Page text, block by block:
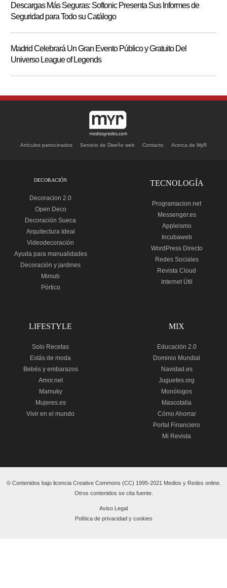
Descargas Más Seguras: Softonic Presenta Sus Informes de
Seguridad para Todo su Catálogo
Madrid Celebrará Un Gran Evento Público y Gratuito Del
Universo League of Legends
Artículos patrocinados Servicio de Diseño web Contacto Acerca de MyR
DECORACIÓN
Decoracion 2.0
Open Deco
Decoración Sueca
Arquitectura Ideal
Videodecoración
Ayuda para manualidades
Decoración y jardines
Mimub
Pórtico
TECNOLOGÍA
Programacion.net
Messenger.es
Appleismo
Incubaweb
WordPress Directo
Redes Sociales
Revista Cloud
Internet Útil
LIFESTYLE
Solo Recetas
Estás de moda
Bebés y embarazos
Amor.net
Mamuky
Mujeres.es
Vivir en el mundo
MIX
Educación 2.0
Dominio Mundial
Navidad.es
Juguetes.org
Monólogos
Mascotalia
Cómo Ahorrar
Portal Financiero
Mi Revista
© Contenidos bajo licencia Creative Commons (CC) 1995-2021 Medios y Redes online.
Otros contenidos se cita fuente.
Aviso Legal
Política de privacidad y cookies